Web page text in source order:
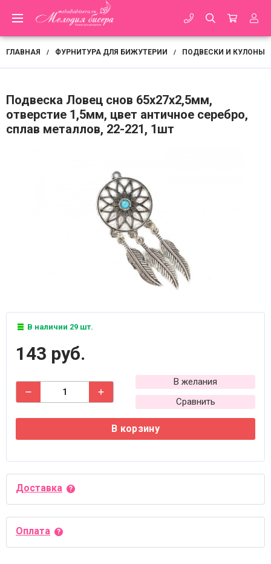
ГЛАВНАЯ / ФУРНИТУРА ДЛЯ БИЖУТЕРИИ / ПОДВЕСКИ И КУЛОНЫ
Подвеска Ловец снов 65х27х2,5мм,
отверстие 1,5мм, цвет античное серебро,
сплав металлов, 22-221, 1шт
В наличии 29 шт.
143 руб.
В желания
Сравнить
В корзину
Доставка
Оплата